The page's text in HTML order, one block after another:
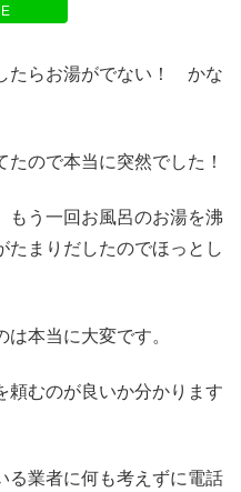
たらお湯がでない！ かな
ので本当に突然でした！
もう一回お風呂のお湯を沸
たまりだしたのでほっとし
本当に大変です。
頼むのが良いか分かります
る業者に何も考えずに電話